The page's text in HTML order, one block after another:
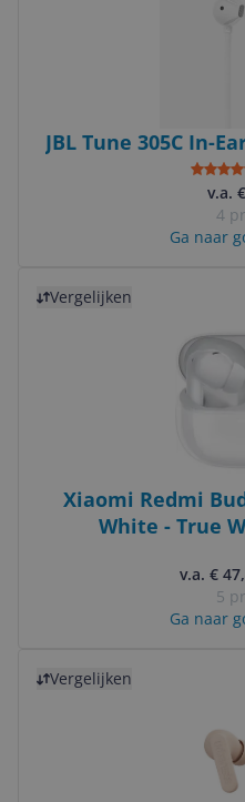
JBL Tune 305C In-
v.a.
4
Ga naar
Vergelijken
Xiaomi Redmi
White - True
v.a. €
5
Ga naar
Vergelijken